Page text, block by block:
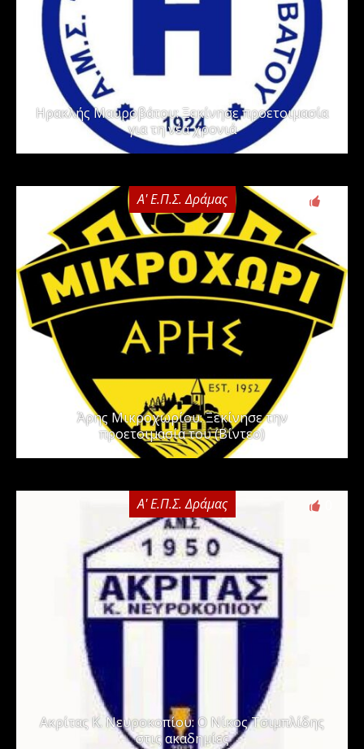
Ηρακλής Μαυροβάτου: Ξεκίνησε προετοιμασία
για τη νέα χρονιά
Α' Ε.Π.Σ. Δράμας
Άρης Μικροχωρίου: Ξεκίνησε την
προετοιμασία του (Βίντεο)
Α' Ε.Π.Σ. Δράμας
Ακρίτας Κ. Νευροκοπίου: Ο Νίκος Τσιμπλίδης
στις ακαδημίες